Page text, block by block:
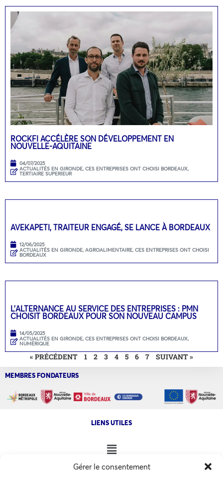
Gérer le consentement
ROCKFI ACCÉLÈRE SON DÉVELOPPEMENT EN
NOUVELLE-AQUITAINE
04/07/2025
ACTUALITÉS EN GIRONDE, CES ENTREPRISES ONT CHOISI BORDEAUX,
TERTIAIRE SUPERIEUR
AVEKAPETI, TRAITEUR ENGAGÉ, SE LANCE À BORDEAUX
12/06/2025
ACTUALITÉS EN GIRONDE, AGROALIMENTAIRE, CES ENTREPRISES ONT CHOISI
BORDEAUX
L’ALTERNANCE AU SERVICE DES ENTREPRISES : PMN
CHOISIT BORDEAUX POUR SON NOUVEAU CAMPUS
14/05/2025
ACTUALITÉS EN GIRONDE, CES ENTREPRISES ONT CHOISI BORDEAUX,
NUMÉRIQUE
« PRÉCÉDENT 1 2 3 4 5 6 7 SUIVANT »
MEMBRES FONDATEURS
LIENS UTILES
NOS AUTRES SITES